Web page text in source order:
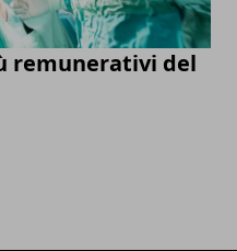
remunerativi del